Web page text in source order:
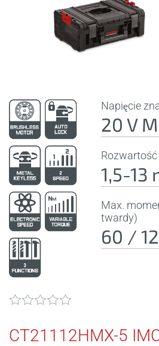
Napięcie
20 V
1,5-13
Max.
twardy)
60 /
CT21112HMX-5